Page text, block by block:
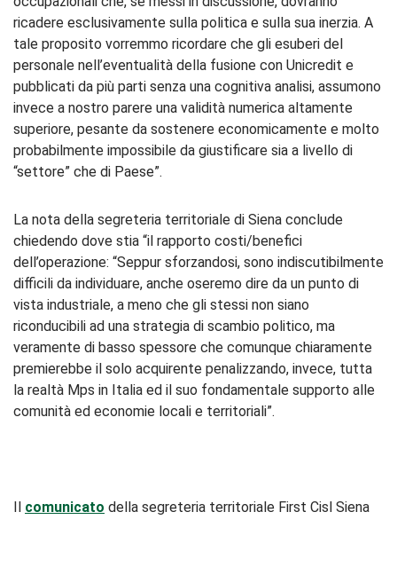
ricadere esclusivamente sulla politica e sulla sua inerzia. A
tale proposito vorremmo ricordare che gli esuberi del
personale nell’eventualità della fusione con Unicredit e
pubblicati da più parti senza una cognitiva analisi, assumono
invece a nostro parere una validità numerica altamente
superiore, pesante da sostenere economicamente e molto
probabilmente impossibile da giustificare sia a livello di
“settore” che di Paese”.
La nota della segreteria territoriale di Siena conclude
chiedendo dove stia “il rapporto costi/benefici
dell’operazione: “Seppur sforzandosi, sono indiscutibilmente
difficili da individuare, anche oseremo dire da un punto di
vista industriale, a meno che gli stessi non siano
riconducibili ad una strategia di scambio politico, ma
veramente di basso spessore che comunque chiaramente
premierebbe il solo acquirente penalizzando, invece, tutta
la realtà Mps in Italia ed il suo fondamentale supporto alle
comunità ed economie locali e territoriali”.
Il comunicato della segreteria territoriale First Cisl Siena